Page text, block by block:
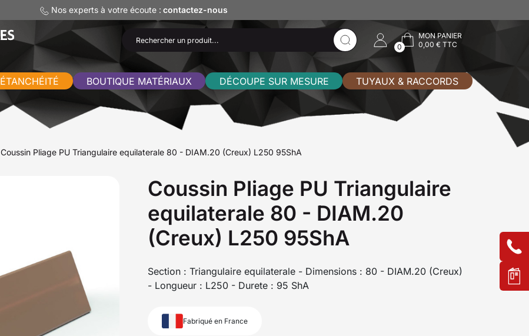
Nos experts à votre écoute : contactez-nous
0
MON PANIER
0,00 € TTC
ÉTANCHÉITÉ BOUTIQUE MATÉRIAUX DÉCOUPE SUR MESURE TUYAUX & RACCORDS
Coussin Pliage PU Triangulaire equilaterale 80 - DIAM.20 (Creux) L250 95ShA
Coussin Pliage PU Triangulaire
equilaterale 80 - DIAM.20
(Creux) L250 95ShA
Section : Triangulaire equilaterale - Dimensions : 80 - DIAM.20 (Creux)
- Longueur : L250 - Durete : 95 ShA
Fabriqué en France